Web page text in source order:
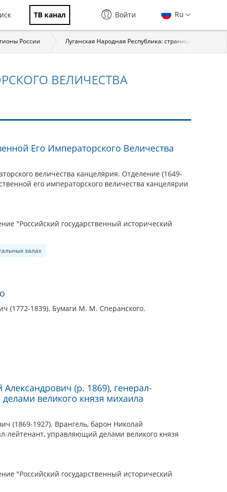
ТВ канал Ru
Войти
России Луганская Народная Республика: страницы истории
ВЕЛИЧЕСТВА
Его Императорского Величества
величества канцелярия. Отделение (1649-
его императорского величества канцелярии
"Российский государственный исторический
залах
(1772-1839). Бумаги М. М. Сперанского.
(р. 1869), генерал-
великого князя михаила
(1869-1927). Врангель, барон Николай
лейтенант, управляющий делами великого князя
"Российский государственный исторический